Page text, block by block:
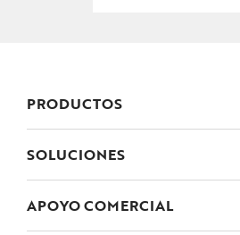
PRODUCTOS
Elementos de arquitectura de jardín
Bisagras, cierres
SOLUCIONES
APOYO COMERCIAL